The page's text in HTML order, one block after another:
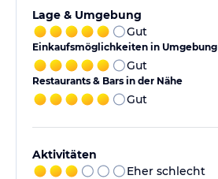
Lage & Umgebung
Gut
Einkaufsmöglichkeiten in Umgebung
Gut
Restaurants & Bars in der Nähe
Gut
Aktivitäten
Eher schlecht